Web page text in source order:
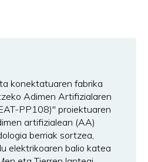
konektatuaren fabrika
Adimen Artifizialaren
PP108)" proiektuaren
artifizialean (AA)
berriak sortzea,
elektrikoaren balio katea